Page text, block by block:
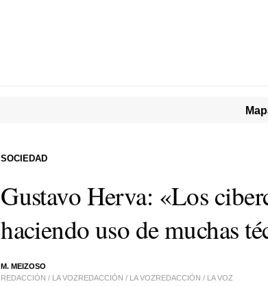
Gustavo Herva: «Los
haciendo uso de muchas
M. MEIZOSO
REDACCIÓN / LA VOZREDACCIÓN / LA VOZREDACCIÓN / LA VOZ
SOCIEDAD